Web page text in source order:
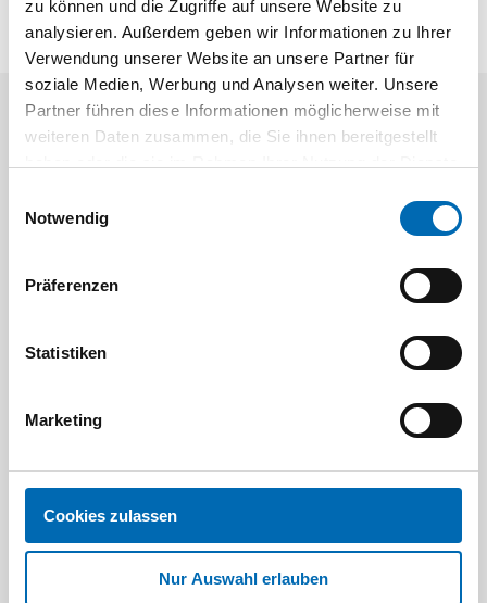
zu können und die Zugriffe auf unsere Website zu
analysieren. Außerdem geben wir Informationen zu Ihrer
Verwendung unserer Website an unsere Partner für
soziale Medien, Werbung und Analysen weiter. Unsere
Partner führen diese Informationen möglicherweise mit
weiteren Daten zusammen, die Sie ihnen bereitgestellt
Notwendig
Präferenzen
Statistiken
Marketing
Cookies zulassen
Nur Auswahl erlauben
Aktuelle Angebote
Bit-
Artikel-Nr.